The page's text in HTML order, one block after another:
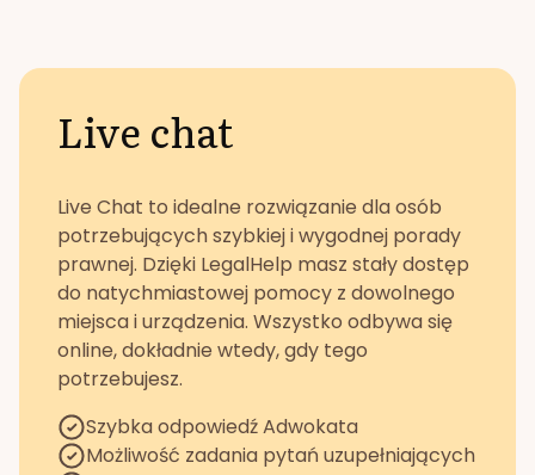
Live chat
Live Chat to idealne rozwiązanie dla osób
potrzebujących szybkiej i wygodnej porady
prawnej. Dzięki LegalHelp masz stały dostęp
do natychmiastowej pomocy z dowolnego
miejsca i urządzenia. Wszystko odbywa się
online, dokładnie wtedy, gdy tego
potrzebujesz.
Szybka odpowiedź Adwokata
Możliwość zadania pytań uzupełniających